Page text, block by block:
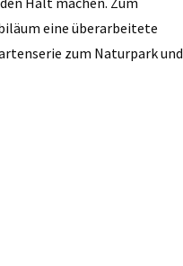
eine überarbeitete
zum Naturpark und